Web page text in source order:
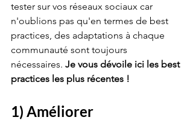
tester sur vos réseaux sociaux car
n'oublions pas qu'en termes de best
practices, des adaptations à chaque
communauté sont toujours
nécessaires. Je vous dévoile ici les best
practices les plus récentes !
1) Améliorer